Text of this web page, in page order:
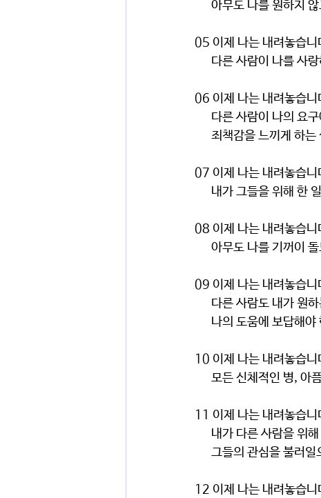
아무도 나를 원하
05 이제 나는 내려놓습니
다른 사람이 나를
06 이제 나는 내려놓습니
다른 사람이 나의
죄책감을 느끼게 하
07 이제 나는 내려놓습니
내가 그들을 위해
08 이제 나는 내려놓습니
아무도 나를 기꺼
09 이제 나는 내려놓습니
다른 사람도 내가
나의 도움에 보답
10 이제 나는 내려놓습니
모든 신체적인 병,
11 이제 나는 내려놓습니
내가 다른 사람을 위
그들의 관심을 불
12 이제 나는 내려놓습니